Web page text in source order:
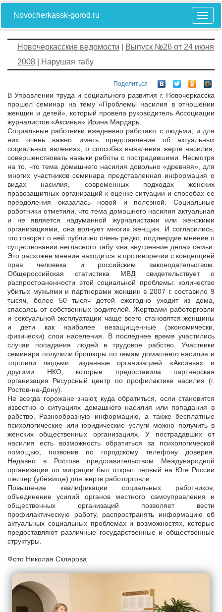
Novocherkassk-gorod.ru
Новочеркасские ведомости
Выпуск №26 от 24 июня
2008 | Нарушая табу
Поделиться
В Управлении труда и социального развития г. Новочеркасска
прошел семинар на тему «Проблемы насилия в отношении
женщин и детей», который провела руководитель Ассоциации
журналистов «Аксинья» Ирина Мардарь.
Социальные работники ежедневно работают с людьми, и для
них очень важно иметь представление об актуальных
социальных явлениях, о способах выявления жертв насилия,
совершенствовать навыки работы с пострадавшими. Несмотря
на то, что тема домашнего насилия довольно «древняя», для
многих участников семинара представленная информация о
видах насилия, современных подходах женских
правозащитных организаций к оценке ситуации и способах ее
преодоления оказалась новой и полезной. Социальные
работники отметили, что тема домашнего насилия актуальная
и не является надуманной журналистами или женскими
организациями, она волнует многих женщин. И согласились,
что говорят о ней публично очень редко, подтвердив мнение о
существовании негласного табу «на внутренние дела» семьи.
Это расхожее мнение находится в противоречии с концепцией
прав человека и российским законодательством.
Общероссийская статистика МВД свидетельствует о
распространенности этой социальной проблемы: количество
убитых мужьями и партнерами женщин в 2007 г. составило 9
тысяч, более 50 тысяч детей ежегодно уходит из дома,
спасаясь от собственных родителей. Жертвами работорговли
и сексуальной эксплуатации чаще всего становятся женщины
и дети как наиболее незащищенные (экономически,
физически) слои населения. В последнее время участились
случаи попадания людей в трудовое рабство. Участники
семинара получили брошюры по темам домашнего насилия и
торговли людьми, изданные организацией «Аксинья» и
другими НКО, которые предоставила партнерская
организация Ресурсный центр по профилактике насилия (г.
Ростов-на-Дону).
Не всегда горожане знают, куда обратиться, если становится
известно о ситуациях домашнего насилия или попадания в
рабство. Разнообразную информацию, а также бесплатные
психологические или юридические услуги можно получить в
женских общественных организациях. У пострадавших от
насилия есть возможность обратиться за психологической
помощью, позвонив по городскому телефону доверия.
Недавно в Ростове представительством Международной
организации по миграции был открыт первый на Юге России
шелтер (убежище) для жертв работорговли.
Повышение квалификации социальных работников,
объединение усилий органов местного самоуправления и
общественных организаций позволяет вести
профилактическую работу, распространять информацию об
актуальных социальных проблемах и возможностях, которые
предоставляют различные государственные и общественные
структуры.
Фото Николая Склярова